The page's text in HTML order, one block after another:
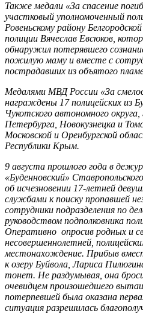
Также медали «За спасение
участковый уполномоченный
Ровеньскому району
полиции Вячеслав Евсюков,
обнаружил потерявшего
пожилую маму и вместе с
пострадавших из объятого
Медалями МВД России «За
награждены 17 полицейских из
Чукотского автономного
Петербурга, Новокузнецка и
Московской и Оренбургской
Республики Крым.
9 августа прошлого года в
«Буденновский»
об исчезновении 17-летней
службами к поиску пропавшей
сотрудники подразделения по
руководством подполковника
Оперативно опросив родных и
несовершеннолетней,
местонахождение. Прибыв
к озеру Буйвола, Лариса
тонет. Не раздумывая, она
очевидцем произошедшего
потерпевшей была оказана
ситуация разрешилась